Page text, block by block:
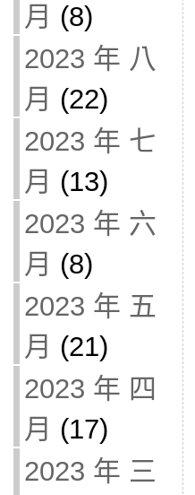
月 (8)
2023 年 八
月 (22)
2023 年 七
月 (13)
2023 年 六
月 (8)
2023 年 五
月 (21)
2023 年 四
月 (17)
2023 年 三